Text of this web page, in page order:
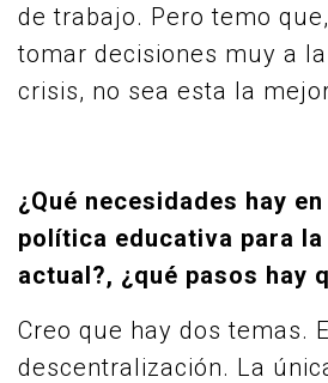
de trabajo. Pero temo
tomar decisiones muy a
crisis, no sea esta la
¿Qué necesidades hay
política educativa para
actual?, ¿qué pasos hay
Creo que hay dos temas.
descentralización. La